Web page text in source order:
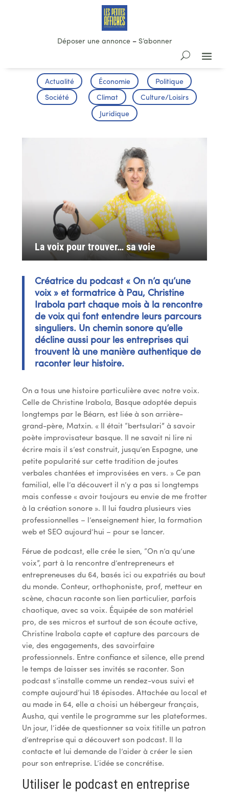
Déposer une annonce– S’abonner
Actualité Économie Politique
Société Climat Culture/Loisirs
Juridique
La voix pour trouver… sa voie
Créatrice du podcast « On n’a qu’une
voix » et formatrice à Pau, Christine
Irabola part chaque mois à la rencontre
de voix qui font entendre leurs parcours
singuliers. Un chemin sonore qu’elle
décline aussi pour les entreprises qui
trouvent là une manière authentique de
raconter leur histoire.
On a tous une histoire particulière avec notre voix.
Celle de Christine Irabola, Basque adoptée depuis
longtemps par le Béarn, est liée à son arrière-
grand-père, Matxin. « Il était “bertsulari” à savoir
poète improvisateur basque. Il ne savait ni lire ni
écrire mais il s’est construit, jusqu’en Espagne, une
petite popularité sur cette tradition de joutes
verbales chantées et improvisées en vers. » Ce pan
familial, elle l’a découvert il n’y a pas si longtemps
mais confesse « avoir toujours eu envie de me frotter
à la création sonore ». Il lui faudra plusieurs vies
professionnelles – l’enseignement hier, la formation
web et SEO aujourd’hui – pour se lancer.
Férue de podcast, elle crée le sien, “On n’a qu’une
voix”, part à la rencontre d’entrepreneurs et
entrepreneuses du 64, basés ici ou expatriés au bout
du monde. Conteur, orthophoniste, prof, metteur en
scène, chacun raconte son lien particulier, parfois
chaotique, avec sa voix. Équipée de son matériel
pro, de ses micros et surtout de son écoute active,
Christine Irabola capte et capture des parcours de
vie, des engagements, des savoirfaire
professionnels. Entre confiance et silence, elle prend
le temps de laisser ses invités se raconter. Son
podcast s’installe comme un rendez-vous suivi et
compte aujourd’hui 18 épisodes. Attachée au local et
au made in 64, elle a choisi un hébergeur français,
Ausha, qui ventile le programme sur les plateformes.
Un jour, l’idée de questionner sa voix titille un patron
d’entreprise qui a découvert son podcast. Il la
contacte et lui demande de l’aider à créer le sien
pour son entreprise. L’idée se concrétise.
Utiliser le podcast en entreprise